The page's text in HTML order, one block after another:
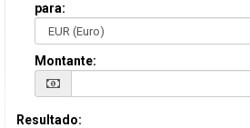
para:
Montante:
Resultado: